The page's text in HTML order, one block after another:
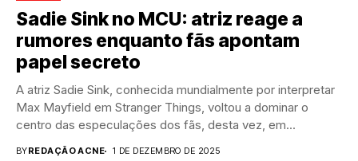
Sadie Sink no MCU: atriz reage a
rumores enquanto fãs apontam
papel secreto
A atriz Sadie Sink, conhecida mundialmente por interpretar
Max Mayfield em Stranger Things, voltou a dominar o
centro das especulações dos fãs, desta vez, em...
BYREDAÇÃO ACNE 1 DE DEZEMBRO DE 2025